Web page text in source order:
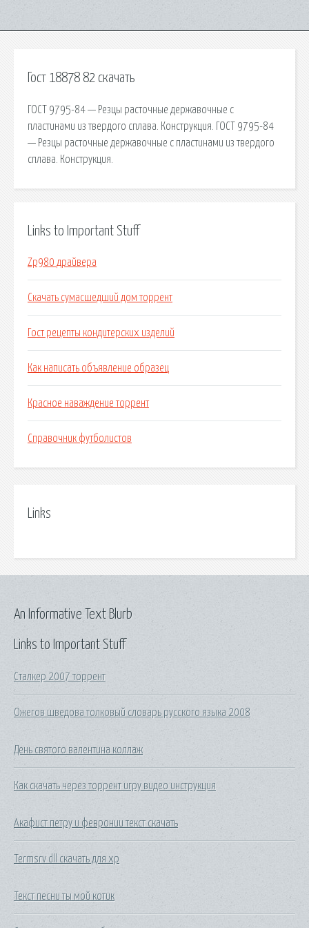
Гост 18878 82 скачать
ГОСТ 9795-84 — Резцы расточные державочные с
пластинами из твердого сплава. Конструкция. ГОСТ 9795-84
— Резцы расточные державочные с пластинами из твердого
сплава. Конструкция.
Links to Important Stuff
Zp980 драйвера
Скачать сумасшедший дом торрент
Гост рецепты кондитерских изделий
Как написать объявление образец
Красное наваждение торрент
Справочник футболистов
Links
Links to Important Stuff
Сталкер 2007 торрент
Ожегов шведова толковый словарь русского языка 2008
День святого валентина коллаж
Как скачать через торрент игру видео инструкция
Акафист петру и февронии текст скачать
Termsrv dll скачать для xp
Текст песни ты мой котик
An Informative Text Blurb